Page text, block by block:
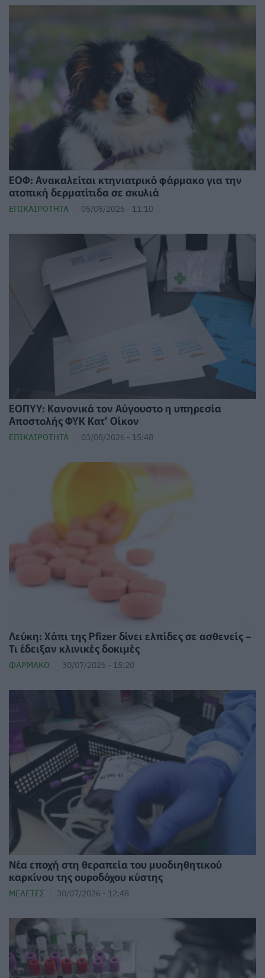
ΕΟΦ: Ανακαλείται κτηνιατρικό φάρμακο για την
ατοπική δερματίτιδα σε σκυλιά
ΕΠΙΚΑΙΡΌΤΗΤΑ 05/08/2026 - 11:10
ΕΟΠΥΥ: Κανονικά τον Αύγουστο η υπηρεσία
Αποστολής ΦΥΚ Κατ’ Οίκον
ΕΠΙΚΑΙΡΌΤΗΤΑ 03/08/2026 - 15:48
Λεύκη: Χάπι της Pfizer δίνει ελπίδες σε ασθενείς –
Τι έδειξαν κλινικές δοκιμές
ΦΆΡΜΑΚΟ 30/07/2026 - 15:20
Νέα εποχή στη θεραπεία του μυοδιηθητικού
καρκίνου της ουροδόχου κύστης
ΜΕΛΈΤΕΣ 30/07/2026 - 12:48